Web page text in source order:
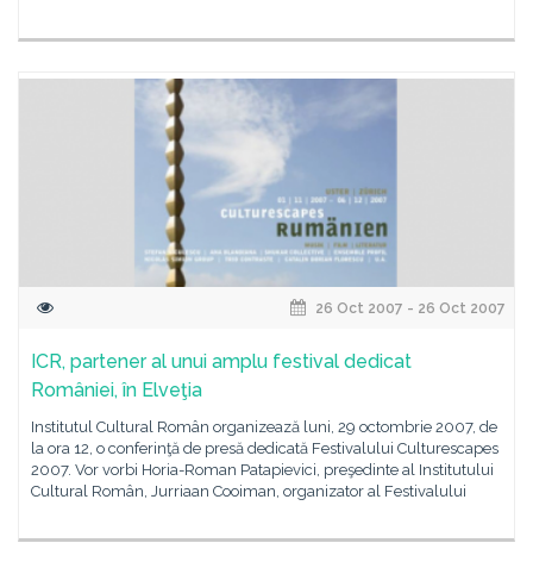
26 Oct 2007 - 26 Oct 2007
ICR, partener al unui amplu festival dedicat
României, în Elveţia
Institutul Cultural Român organizează luni, 29 octombrie 2007, de
la ora 12, o conferinţă de presă dedicată Festivalului Culturescapes
2007. Vor vorbi Horia-Roman Patapievici, preşedinte al Institutului
Cultural Român, Jurriaan Cooiman, organizator al Festivalului